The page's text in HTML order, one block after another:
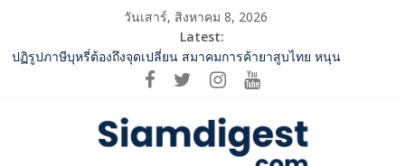
content
วันเสาร์, สิงหาคม 8, 2026
Latest:
ปฏิรูปภาษีบุหรี่ต้องถึงจุดเปลี่ยน สมาคมการค้ายาสูบไทย หนุน
โครงสร้างอัตราเดียว ลดบิดเบือนตลาด เพิ่มประสิทธิภาพจัดเก็บรายได้
รังสรรค์ “ผ้าลายน้ำไหล” สู่ชิ้นงานศิลปะสะสมสุดลิมิเต็ด ถ่ายทอด
ภูมิปัญญาท้องถิ่นสู่สุนทรียภาพระดับสากล
SME D Bank ผนึกกำลัง สถาบันอาหาร เปิดตัว “FOODNext SME D